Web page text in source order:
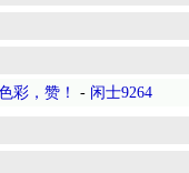
彩，赞！
- 闲士9264